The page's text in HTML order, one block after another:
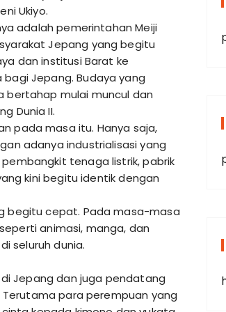
Ukiyo.
adalah pemerintahan Meiji
Jepang yang begitu
dan institusi Barat ke
Jepang. Budaya yang
bertahap mulai muncul dan
Dunia II.
pada masa itu. Hanya saja,
adanya industrialisasi yang
tenaga listrik, pabrik
kini begitu identik dengan
begitu cepat. Pada masa-masa
animasi, manga, dan
seluruh dunia.
Jepang dan juga pendatang
para perempuan yang